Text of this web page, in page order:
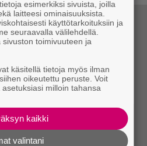
esimerkiksi sivuista, joilla
laitteesi ominaisuuksista.
käyttötarkoituksiin ja
seuraavalla välilehdellä.
toimivuuteen ja
käsitellä tietoja myös ilman
oikeutettu peruste. Voit
milloin tahansa
kaikki
valintani